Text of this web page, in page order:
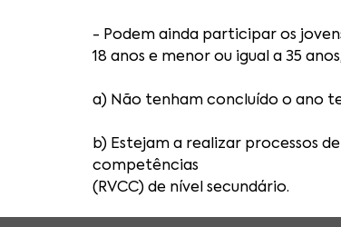
- Podem ainda participar os
18 anos e menor ou igual a 35
a) Não tenham concluído o ano
b) Estejam a realizar processos
competências
(RVCC) de nível secundário.